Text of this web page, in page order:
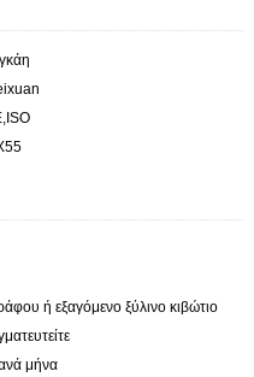
ή εξαγόμενο ξύλινο κιβώτιο
μήνα